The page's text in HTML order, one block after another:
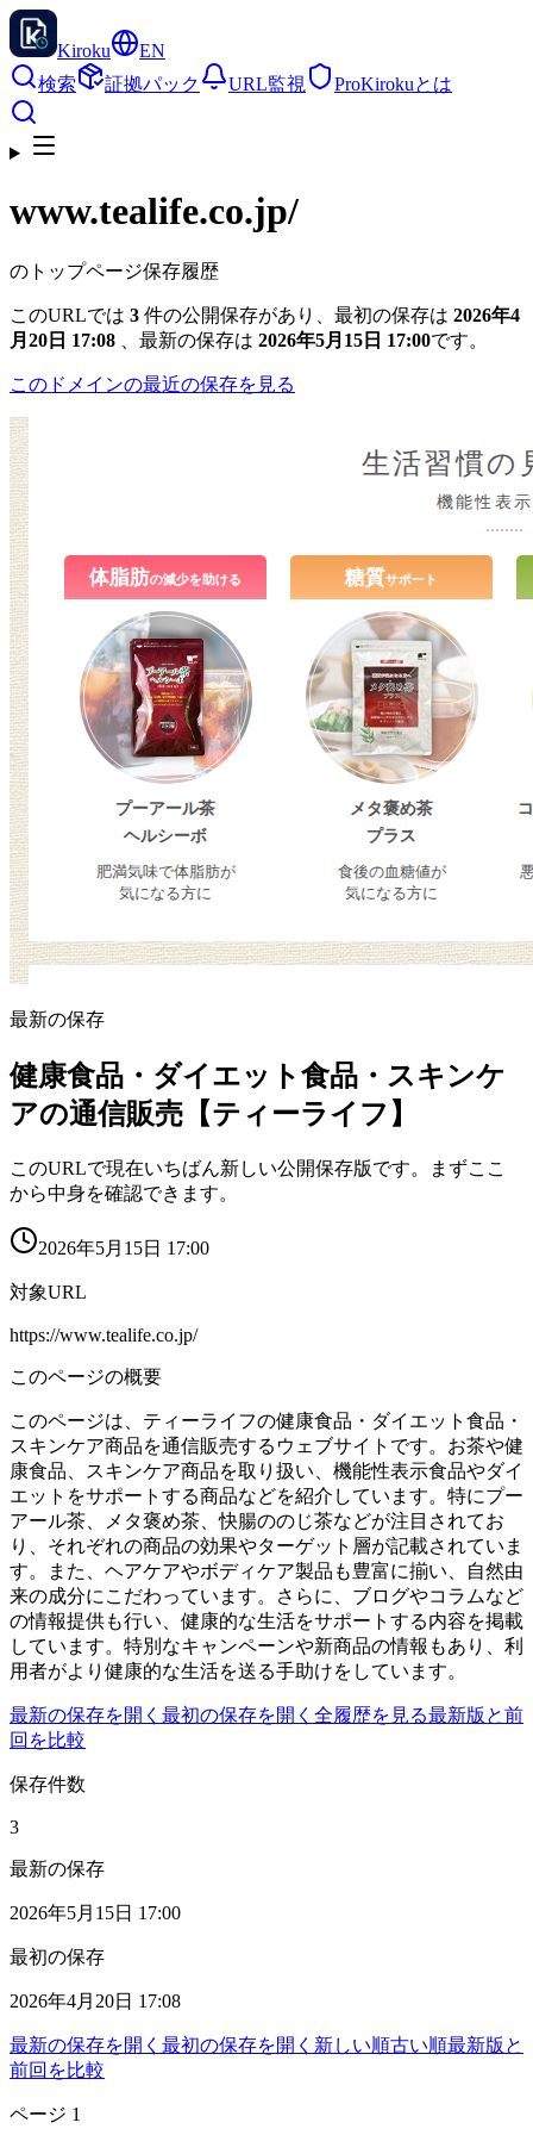
Kiroku
EN
検索
証拠パック URL監視 ProKirokuとは
www.tealife.co.jp/
のトップページ保存履歴
このURLでは 3 件の公開保存があり、最初の保存は 2026年4
月20日 17:08
、最新の保存は 2026年5月15日 17:00です。
このドメインの最近の保存を見る
最新の保存
健康食品・ダイエット食品・スキンケ
アの通信販売【ティーライフ】
このURLで現在いちばん新しい公開保存版です。まずここ
から中身を確認できます。
2026年5月15日 17:00
対象URL
https://www.tealife.co.jp/
このページの概要
このページは、ティーライフの健康食品・ダイエット食品・
スキンケア商品を通信販売するウェブサイトです。お茶や健
康食品、スキンケア商品を取り扱い、機能性表示食品やダイ
エットをサポートする商品などを紹介しています。特にプー
アール茶、メタ褒め茶、快腸ののじ茶などが注目されてお
り、それぞれの商品の効果やターゲット層が記載されていま
す。また、ヘアケアやボディケア製品も豊富に揃い、自然由
来の成分にこだわっています。さらに、ブログやコラムなど
の情報提供も行い、健康的な生活をサポートする内容を掲載
しています。特別なキャンペーンや新商品の情報もあり、利
用者がより健康的な生活を送る手助けをしています。
最新の保存を開く 最初の保存を開く 全履歴を見る最新版と前
回を比較
保存件数
3
最新の保存
2026年5月15日 17:00
最初の保存
2026年4月20日 17:08
最新の保存を開く 最初の保存を開く 新しい順古い順最新版と
前回を比較
ページ 1